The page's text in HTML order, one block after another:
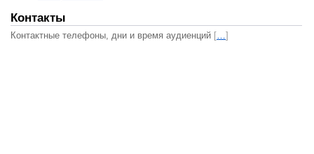
Контакты
Контактные телефоны, дни и время аудиенций […]